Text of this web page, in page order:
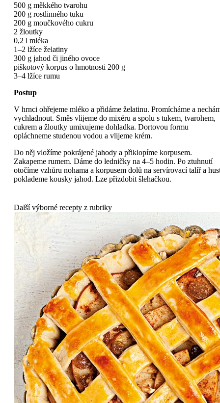
500 g měkkého tvarohu
200 g rostlinného tuku
200 g moučkového cukru
2 žloutky
0,2 l mléka
1–2 lžíce želatiny
300 g jahod či jiného ovoce
piškotový korpus o hmotnosti 200 g
3–4 lžíce rumu
Postup
V hrnci ohřejeme mléko a přidáme želatinu. Promícháme a
vychladnout. Směs vlijeme do mixéru a spolu s tukem, tvarohem,
cukrem a žloutky umixujeme dohladka. Dortovou formu
opláchneme studenou vodou a vlijeme krém.
Do něj vložíme pokrájené jahody a přiklopíme korpusem.
Zakapeme rumem. Dáme do ledničky na 4–5 hodin. Po ztuhnutí
otočíme vzhůru nohama a korpusem dolů na servírovací talíř a
poklademe kousky jahod. Lze přizdobit šlehačkou.
Další výborné recepty z rubriky